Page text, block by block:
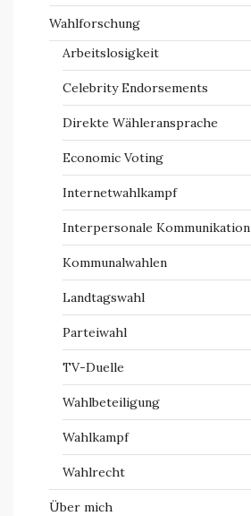
Wahlforschung
Arbeitslosigkeit
Celebrity Endorsements
Direkte Wähleransprache
Economic Voting
Internetwahlkampf
Interpersonale Kommunikation
Kommunalwahlen
Landtagswahl
Parteiwahl
TV-Duelle
Wahlbeteiligung
Wahlkampf
Wahlrecht
Über mich